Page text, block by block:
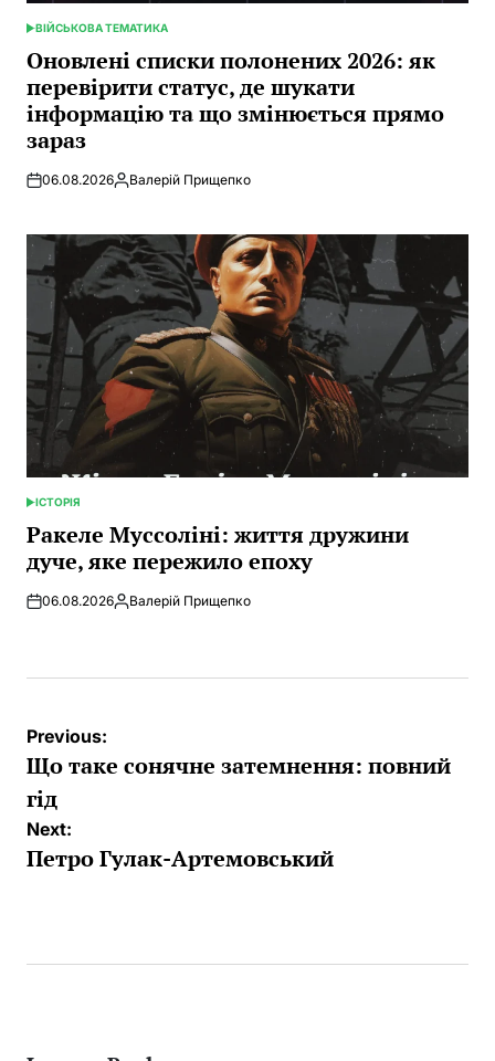
POSTED
IN
ВІЙСЬКОВА ТЕМАТИКА
Оновлені списки полонених 2026: як
перевірити статус, де шукати
інформацію та що змінюється прямо
зараз
06.08.2026Posted
Валерій Прищепко
POSTED
IN
ІСТОРІЯ
Ракеле Муссоліні: життя дружини
дуче, яке пережило епоху
06.08.2026Posted
Валерій Прищепко
Post
navigation
Previous:
Що таке сонячне затемнення: повний
гід
Next:
Петро Гулак-Артемовський